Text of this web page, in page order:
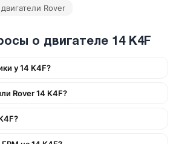
Rover
о двигателе 14 K4F
у 14 K4F?
Rover 14 K4F?